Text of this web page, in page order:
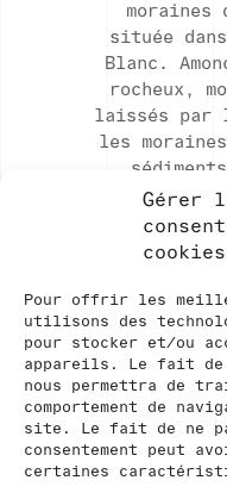
Gérer
cookies
Pour offrir les
utilisons des
pour stocker et/ou
appareils. Le fait de
nous permettra de
comportement de
site. Le fait de ne
consentement peut
certaines
moraines
située
Blanc.
rocheux,
laissés
les
glaciers
gris. Ces
continuité
– des
Llobet
de